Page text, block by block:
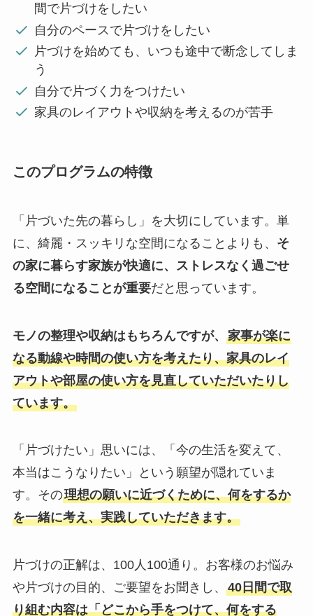
間で片づけをしたい
自分のペースで片づけをしたい
片づけを始めても、いつも途中で断念してしま
う
自分で片づく力をつけたい
家具のレイアウトや収納を考えるのが苦手
このプログラムの特徴
「片づいた先の暮らし」を大切にしています。単
に、綺麗・スッキリな空間になることよりも、 そ
の家に暮らす家族が快適に、ストレスなく過ごせ
る空間になることが重要だと思っています。
モノの整理や収納はもちろんですが、 家事が楽に
なる動線や時間の使い方を考えたり、家具のレイ
アウトや部屋の使い方を見直していただいたりし
ています。
「片づけたい」思いには、「今の生活を変えて、
本当はこうなりたい」という願望が隠れていま
す。その理想の願いに近づくために、何をするか
を一緒に考え、実践していただきます。
片づけの正解は、100人100通り。お客様のお悩み
や片づけの目的、ご要望をお聞きし、 40日間で取
り組む内容は「どこから手をつけて、何をする